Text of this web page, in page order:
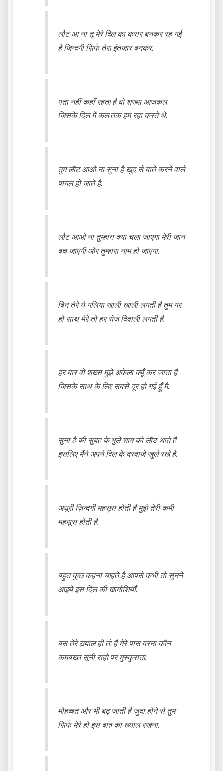
लौट आ ना तू मेरे दिल का करार बनकर रह गई
है जिन्दगी सिर्फ तेरा इंतजार बनकर.
पता नहीं कहाँ रहता है वो शख्स आजकल
जिसके दिल में कल तक हम रहा करते थे.
तुम लौट आओ ना सुना है खुद से बाते करने वाले
पागल हो जाते है.
लौट आओ ना तुम्हारा क्या चला जाएगा मेरी जान
बच जाएगी और तुम्हारा नाम हो जाएगा.
बिन तेरे ये गलिया खाली खाली लगती है तुम गर
हो साथ मेरे तो हर रोज दिवाली लगती है.
हर बार वो शख्स मुझे अकेला क्यूँ कर जाता है
जिसके साथ के लिए सबसे दूर हो गई हूँ मैं.
सुना है की सुबह के भुले शाम को लौट आते है
इसलिए मैंने अपने दिल के दरवाजे खुले रखे है.
अधूरी ज़िन्दगी महसूस होती है मुझे तेरी कमी
महसूस होती है.
बहुत कुछ कहना चाहते है आपसे कभी तो सुनने
आइये इस दिल की खामोशियाँ.
बस तेरे ख़्याल ही तो है मेरे पास वरना कौन
कमबख्त सूनी राहों पर मुस्कुराता.
मोहब्बत और भी बढ़ जाती है जुदा होने से तुम
सिर्फ मेरे हो इस बात का ख्याल रखना.